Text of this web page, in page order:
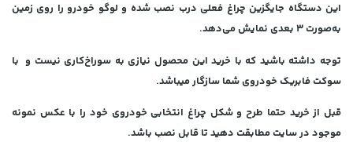
این دستگاه جایگزین چراغ فعلی درب نصب شده و لوگو خودرو را روی زمین
به‌صورت 3 بعدی نمایش می‌دهد.
توجه داشته باشید که با خرید این محصول نیازی به سوراخ‌کاری نیست و با
سوکت فابریک خودروی شما سازگار میباشد.
قبل از خرید حتما طرح و شکل چراغ انتخابی خودروی خود را با عکس نمونه
موجود در سایت مطابقت دهید تا قابل نصب باشد.